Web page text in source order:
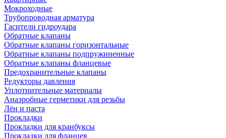
Мокроходные
Трубопроводная арматура
Гасители гидроудара
Обратные клапаны
Обратные клапаны горизонтальные
Обратные клапаны подпружиненные
Обратные клапаны фланцевые
Предохранительные клапаны
Редукторы давления
Уплотнительные материалы
Анаэробные герметики для резьбы
Лён и паста
Прокладки
Прокладки для кранбуксы
Прокладки для фланцев